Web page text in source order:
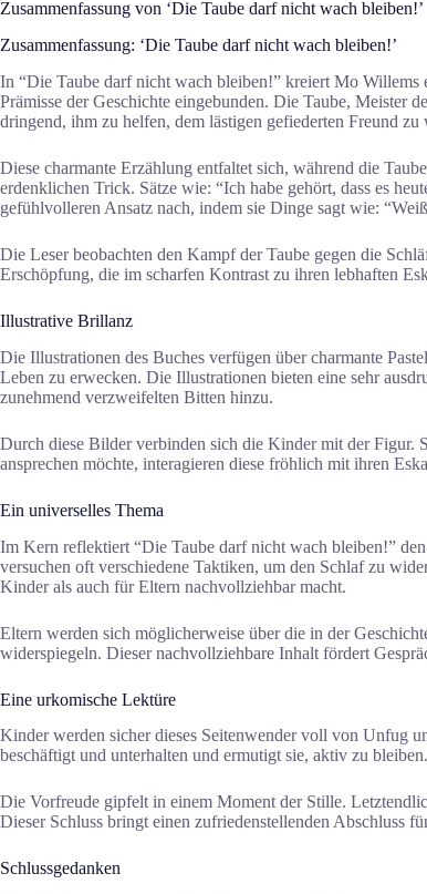
Zusammenfassung von ‘Die Taube darf nicht wach bleiben!’
Zusammenfassung: ‘Die Taube darf nicht wach bleiben!’
In “Die Taube darf nicht wach bleiben!” kreiert Mo Willems
Prämisse der Geschichte eingebunden. Die Taube, Meister
dringend, ihm zu helfen, dem lästigen gefiederten Freund zu
Diese charmante Erzählung entfaltet sich, während die
erdenklichen Trick. Sätze wie: “Ich habe gehört, dass es
gefühlvolleren Ansatz nach, indem sie Dinge sagt wie:
Die Leser beobachten den Kampf der Taube gegen die
Erschöpfung, die im scharfen Kontrast zu ihren lebhaften
Illustrative Brillanz
Die Illustrationen des Buches verfügen über charmante
Leben zu erwecken. Die Illustrationen bieten eine sehr
zunehmend verzweifelten Bitten hinzu.
Durch diese Bilder verbinden sich die Kinder mit der Figur.
ansprechen möchte, interagieren diese fröhlich mit ihren
Ein universelles Thema
Im Kern reflektiert “Die Taube darf nicht wach bleiben!”
versuchen oft verschiedene Taktiken, um den Schlaf zu
Kinder als auch für Eltern nachvollziehbar macht.
Eltern werden sich möglicherweise über die in der
widerspiegeln. Dieser nachvollziehbare Inhalt fördert
Eine urkomische Lektüre
Kinder werden sicher dieses Seitenwender voll von Unfug
beschäftigt und unterhalten und ermutigt sie, aktiv zu
Die Vorfreude gipfelt in einem Moment der Stille.
Dieser Schluss bringt einen zufriedenstellenden Abschluss
Schlussgedanken